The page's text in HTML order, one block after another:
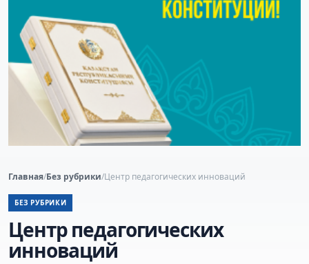
Главная/Без рубрики/Центр педагогических инноваций
БЕЗ РУБРИКИ
Центр педагогических
инноваций